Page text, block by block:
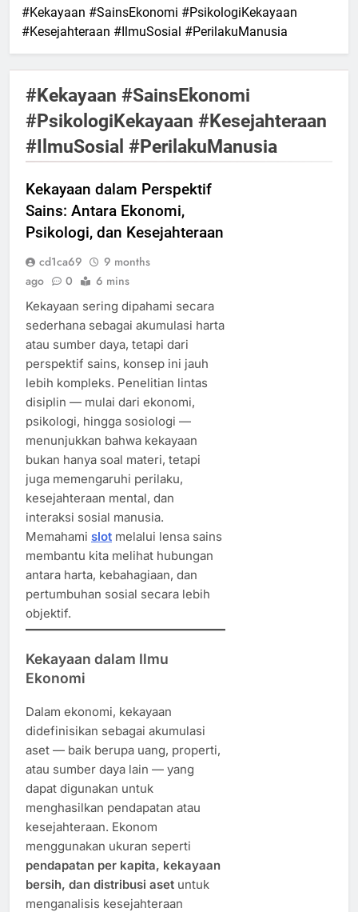
#Kekayaan #SainsEkonomi #PsikologiKekayaan
#Kesejahteraan #IlmuSosial #PerilakuManusia
#Kekayaan #SainsEkonomi
#PsikologiKekayaan #Kesejahteraan
#IlmuSosial #PerilakuManusia
Kekayaan dalam Perspektif
Sains: Antara Ekonomi,
Psikologi, dan Kesejahteraan
cd1ca69
9 months
ago
0 6 mins
Kekayaan sering dipahami secara
sederhana sebagai akumulasi harta
atau sumber daya, tetapi dari
perspektif sains, konsep ini jauh
lebih kompleks. Penelitian lintas
disiplin — mulai dari ekonomi,
psikologi, hingga sosiologi —
menunjukkan bahwa kekayaan
bukan hanya soal materi, tetapi
juga memengaruhi perilaku,
kesejahteraan mental, dan
interaksi sosial manusia.
Memahami slot melalui lensa sains
membantu kita melihat hubungan
antara harta, kebahagiaan, dan
pertumbuhan sosial secara lebih
objektif.
Kekayaan dalam Ilmu
Ekonomi
Dalam ekonomi, kekayaan
didefinisikan sebagai akumulasi
aset — baik berupa uang, properti,
atau sumber daya lain — yang
dapat digunakan untuk
menghasilkan pendapatan atau
kesejahteraan. Ekonom
menggunakan ukuran seperti
pendapatan per kapita, kekayaan
bersih, dan distribusi aset untuk
menganalisis kesejahteraan